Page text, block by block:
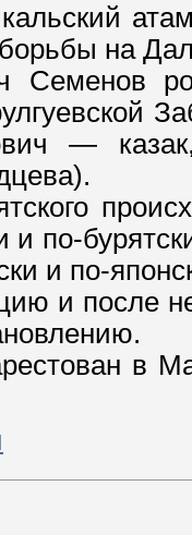
на
Семенов
—
и по-
и по-
и после
в